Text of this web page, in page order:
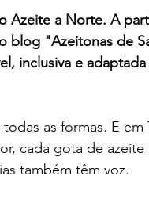
Wellness &
Azeite a Norte. A
blog "Azeitonas de
inclusiva e
as formas. E
cada gota de azeite
também têm voz.